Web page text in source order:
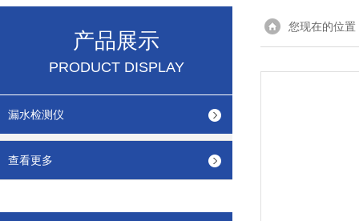
产品展示
PRODUCT DISPLAY
漏水检测仪
查看更多
您现在的位置